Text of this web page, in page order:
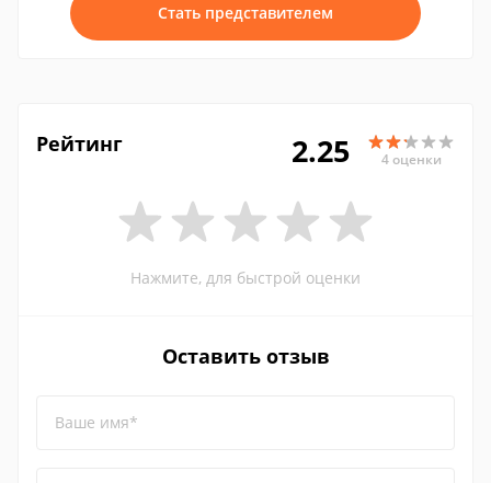
Стать представителем
Рейтинг 2.25 4 оценки
Нажмите, для быстрой оценки
Оставить отзыв
Ваше имя*